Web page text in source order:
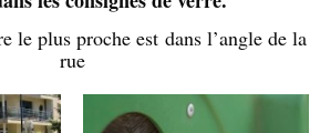
le plus proche est dans l’angle de la
rue